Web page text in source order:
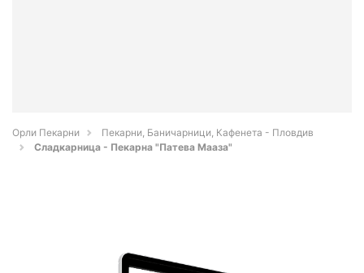
Орли Пекарни
Пекарни, Баничарници, Кафенета - Пловдив
Сладкарница - Пекарна "Патева Мааза"